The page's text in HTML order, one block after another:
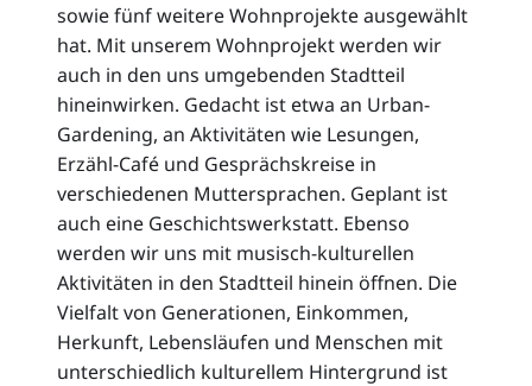
sowie fünf weitere Wohnprojekte ausgewählt
hat. Mit unserem Wohnprojekt werden wir
auch in den uns umgebenden Stadtteil
hineinwirken. Gedacht ist etwa an Urban-
Gardening, an Aktivitäten wie Lesungen,
Erzähl-Café und Gesprächskreise in
verschiedenen Muttersprachen. Geplant ist
auch eine Geschichtswerkstatt. Ebenso
werden wir uns mit musisch-kulturellen
Aktivitäten in den Stadtteil hinein öffnen. Die
Vielfalt von Generationen, Einkommen,
Herkunft, Lebensläufen und Menschen mit
unterschiedlich kulturellem Hintergrund ist